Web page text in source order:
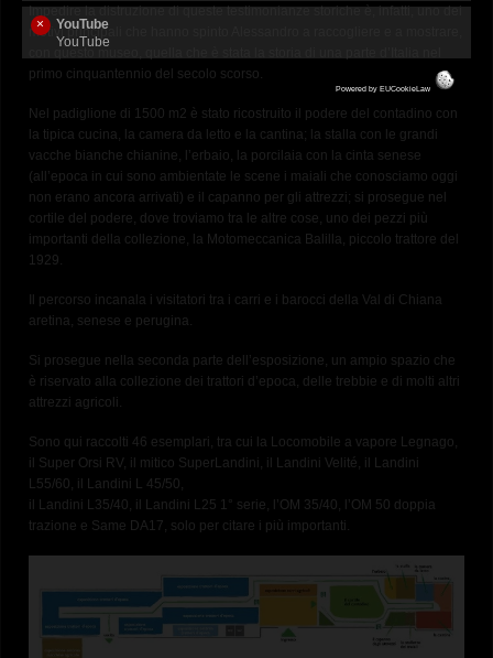
Impedire la distruzione di queste testimonianze storiche è, infatti, uno dei
motivi principali che hanno spinto Alessandro a raccogliere e a mostrare,
primo cinquantennio del secolo scorso.
Nel padiglione di 1500 m2 è stato ricostruito il podere del contadino con
la tipica cucina, la camera da letto e la cantina; la stalla con le grandi
vacche bianche chianine, l’erbaio, la porcilaia con la cinta senese
(all’epoca in cui sono ambientate le scene i maiali che conosciamo oggi
non erano ancora arrivati) e il capanno per gli attrezzi; si prosegue nel
cortile del podere, dove troviamo tra le altre cose, uno dei pezzi più
importanti della collezione, la Motomeccanica Balilla, piccolo trattore del
1929.
Il percorso incanala i visitatori tra i carri e i barocci della Val di Chiana
aretina, senese e perugina.
Si prosegue nella seconda parte dell’esposizione, un ampio spazio che
è riservato alla collezione dei trattori d’epoca, delle trebbie e di molti altri
attrezzi agricoli.
Sono qui raccolti 46 esemplari, tra cui la Locomobile a vapore Legnago,
il Super Orsi RV, il mitico SuperLandini, il Landini Velité, il Landini
L55/60, il Landini L 45/50,
il Landini L35/40, il Landini L25 1° serie, l’OM 35/40, l’OM 50 doppia
trazione e Same DA17, solo per citare i più importanti.
YouTube
YouTube
Powered by EUCookieLaw